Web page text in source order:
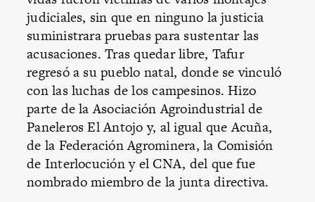
judiciales, sin que en ninguno la justicia
suministrara pruebas para sustentar las
acusaciones. Tras quedar libre, Tafur
regresó a su pueblo natal, donde se vinculó
con las luchas de los campesinos. Hizo
parte de la Asociación Agroindustrial de
Paneleros El Antojo y, al igual que Acuña,
de la Federación Agrominera, la Comisión
de Interlocución y el CNA, del que fue
nombrado miembro de la junta directiva.